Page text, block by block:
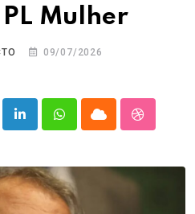
Mulher
09/07/2026
LinkedInWhatsappCloud